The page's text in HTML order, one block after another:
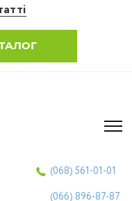
(068) 561-01-01
(066) 896-87-87